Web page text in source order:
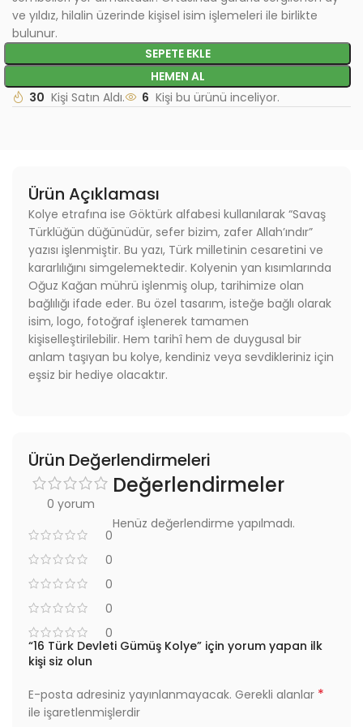
ve yıldız, hilalin üzerinde kişisel isim işlemeleri ile birlikte
bulunur.
SEPETE EKLE
HEMEN AL
30 Kişi Satın Aldı. 6 Kişi bu ürünü inceliyor.
Ürün Açıklaması
Kolye etrafına ise Göktürk alfabesi kullanılarak “Savaş
Türklüğün düğünüdür, sefer bizim, zafer Allah’ındır”
yazısı işlenmiştir. Bu yazı, Türk milletinin cesaretini ve
kararlılığını simgelemektedir. Kolyenin yan kısımlarında
Oğuz Kağan mührü işlenmiş olup, tarihimize olan
bağlılığı ifade eder. Bu özel tasarım, isteğe bağlı olarak
isim, logo, fotoğraf işlenerek tamamen
kişiselleştirilebilir. Hem tarihî hem de duygusal bir
anlam taşıyan bu kolye, kendiniz veya sevdikleriniz için
eşsiz bir hediye olacaktır.
Ürün Değerlendirmeleri
0 yorum
0
0
0
0
0
Değerlendirmeler
Henüz değerlendirme yapılmadı.
“16 Türk Devleti Gümüş Kolye” için yorum yapan ilk
kişi siz olun
E-posta adresiniz yayınlanmayacak. Gerekli alanlar *
ile işaretlenmişlerdir